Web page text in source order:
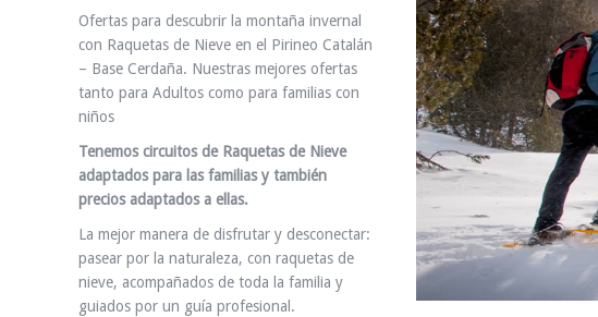
Ofertas para descubrir la montaña invernal
con Raquetas de Nieve en el Pirineo Catalán
– Base Cerdaña. Nuestras mejores ofertas
tanto para Adultos como para familias con
niños
Tenemos circuitos de Raquetas de Nieve
adaptados para las familias y también
precios adaptados a ellas.
La mejor manera de disfrutar y desconectar:
pasear por la naturaleza, con raquetas de
nieve, acompañados de toda la familia y
guiados por un guía profesional.